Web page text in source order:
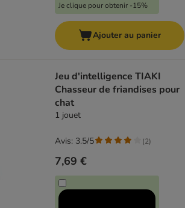
Je clique pour obtenir -15%
Ajouter au panier
Jeu d'intelligence TIAKI
Chasseur de friandises pour
chat
1 jouet
7,69 €
Avis: 3.5/5 (2)